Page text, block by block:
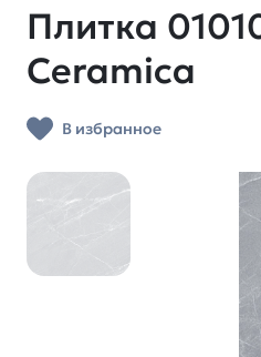
Плитка
Ceramica
В избранное